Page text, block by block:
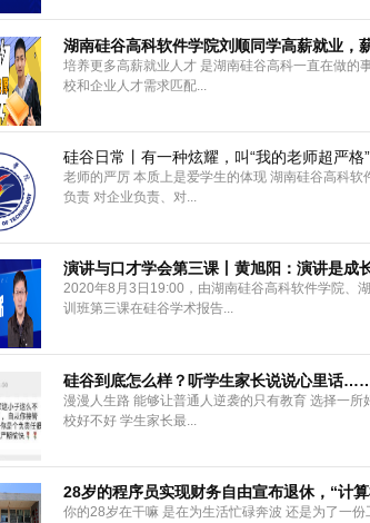
湖南硅谷高科软件学院刘顺同学高薪就业，
培养更多高薪就业人才 是湖南硅谷高科一直在做的
校和企业人才需求匹配...
硅谷日常丨有一种炫耀，叫“我的老师超严格”
老师的严厉 本质上是爱学生的体现 湖南硅谷高科
负责 对企业负责、对...
演讲与口才学会第三课丨黄旭阳：演讲是成
2020年8月3日19:00，由湖南硅谷高科软件学院、
训班第三课在硅谷学术报告...
硅谷到底怎么样？听学生家长说说心里话
漫漫人生路 能够让普通人逆袭的只有教育 选择一
校好不好 学生家长最...
28岁的程序员实现财务自由宣布退休，“计
你的28岁在干嘛 是在为生活忙碌奔波 还是为了一